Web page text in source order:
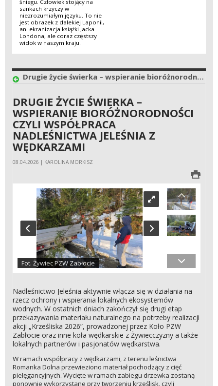
śniegu. Człowiek stojący na
sankach krzyczy w
niezrozumiałym języku. To nie
jest obrazek z dalekiej Laponii,
ani ekranizacja książki Jacka
Londona, ale coraz częstszy
widok w naszym kraju.
Drugie życie świerka – wspieranie bioróżnorodności czyli współpraca Nadleśnictwa Jeleśnia z wędkarzami
DRUGIE ŻYCIE ŚWIERKA –
WSPIERANIE BIORÓŻNORODNOŚCI
CZYLI WSPÓŁPRACA
NADLEŚNICTWA JELEŚNIA Z
WĘDKARZAMI
08.04.2026 | KAROLINA MORKISZ
Fot. Żywiec PZW Zabłocie
Nadleśnictwo Jeleśnia aktywnie włącza się w działania na
rzecz ochrony i wspierania lokalnych ekosystemów
wodnych. W ostatnich dniach zakończył się drugi etap
przekazywania materiału naturalnego na potrzeby realizacji
akcji „Krześliska 2026”, prowadzonej przez Koło PZW
Zabłocie oraz inne koła wędkarskie z Żywiecczyzny a także
lokalnych partnerów i pasjonatów wędkarstwa.
W ramach współpracy z wędkarzami, z terenu leśnictwa
Romanka Dolna przewieziono materiał pochodzący z cięć
pielęgancyjnych. Wycięte w ramach zabiegu drzewka zostaną
ponownie wykorzystane przy tworzeniu krześlisk, czyli